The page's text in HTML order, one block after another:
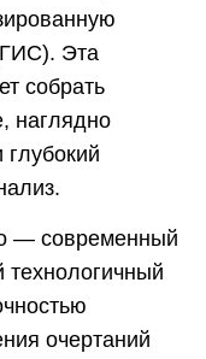
Эта
собрать
наглядно
глубокий
— современный
технологичный
очертаний